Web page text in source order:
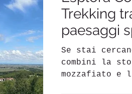
Trekking
paesaggi
Se stai
combini la
mozzafiato e